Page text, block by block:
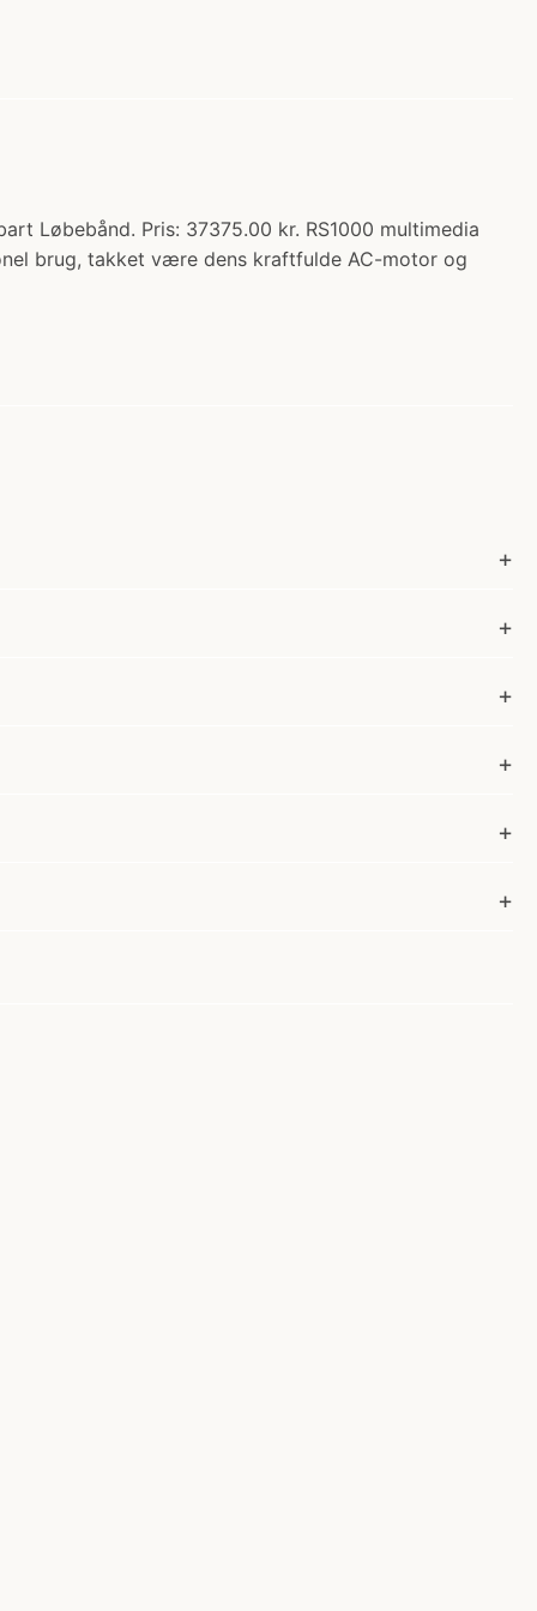
Løbebånd. Pris: 37375.00 kr. RS1000 multimedia
brug, takket være dens kraftfulde AC-motor og